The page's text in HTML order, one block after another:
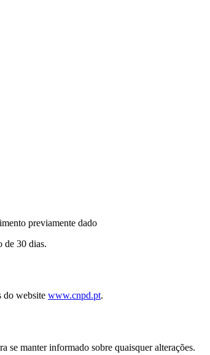
previamente dado
de 30 dias.
do website www.cnpd.pt.
se manter informado sobre quaisquer alterações.